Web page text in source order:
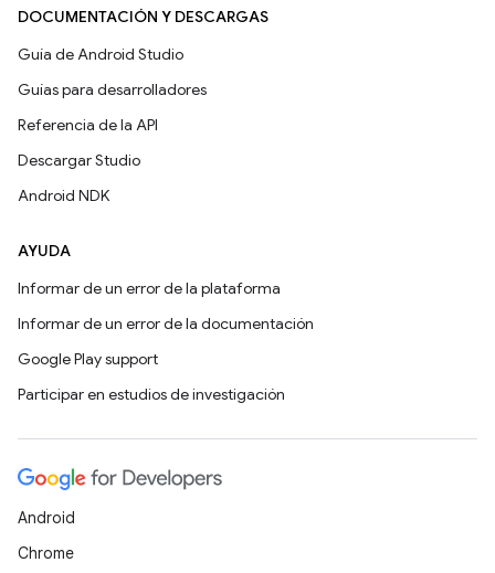
DOCUMENTACIÓN Y DESCARGAS
Guía de Android Studio
Guías para desarrolladores
Referencia de la API
Descargar Studio
Android NDK
AYUDA
Informar de un error de la plataforma
Informar de un error de la documentación
Google Play support
Participar en estudios de investigación
Android
Chrome